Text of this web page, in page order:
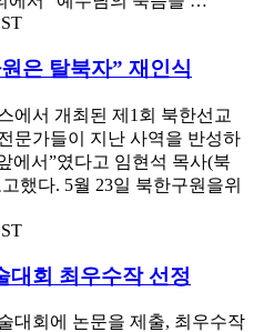
은 탈북자” 재인식
에서 개최된 제1회 북한선교
문가들이 지난 사역을 반성하
에서”였다고 임현석 목사(북
했다. 5월 23일 북한구원을위
대회 최우수작 선정
대회에 논문을 제출, 최우수작